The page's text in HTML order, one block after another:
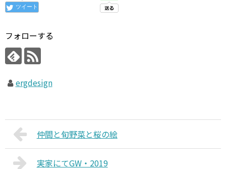
ツイート
フォローする
ergdesign
仲間と旬野菜と桜の絵
実家にてGW・2019